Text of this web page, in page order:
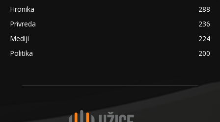
Hronika
288
Privreda
236
Mediji
224
Politika
200